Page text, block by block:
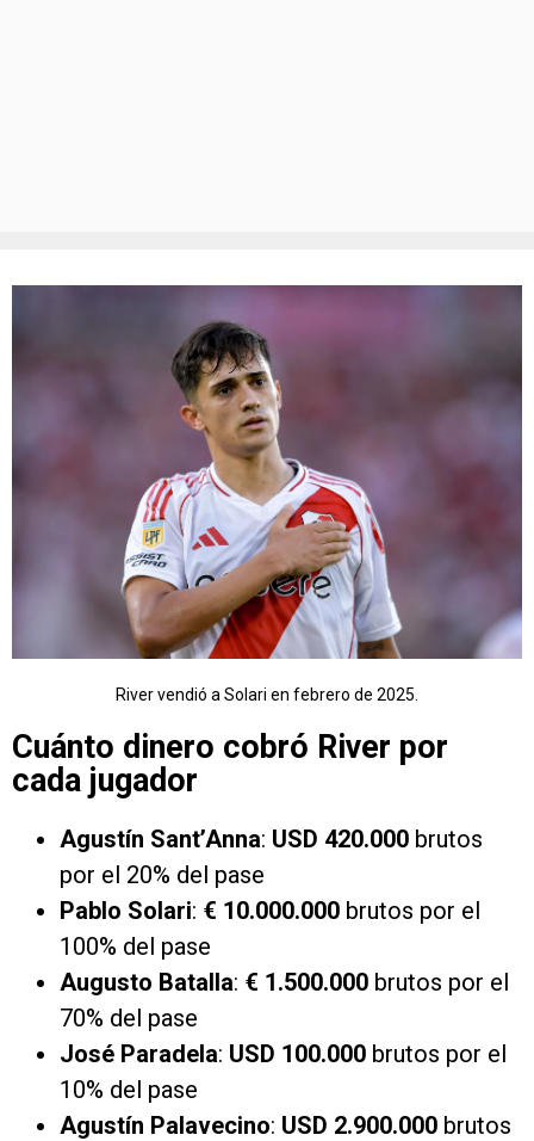
River vendió a Solari en febrero de 2025.
Cuánto dinero cobró River por
cada jugador
Agustín Sant’Anna: USD 420.000 brutos
por el 20% del pase
Pablo Solari: € 10.000.000 brutos por el
100% del pase
Augusto Batalla: € 1.500.000 brutos por el
70% del pase
José Paradela: USD 100.000 brutos por el
10% del pase
Agustín Palavecino: USD 2.900.000 brutos